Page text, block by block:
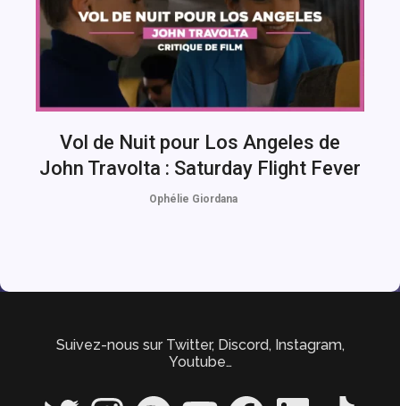
Vol de Nuit pour Los Angeles de
John Travolta : Saturday Flight Fever
Ophélie Giordana
Suivez-nous sur Twitter, Discord, Instagram,
Youtube…
Twitter InstagramSpotify YouTube FacebookLinkedIn TikTok